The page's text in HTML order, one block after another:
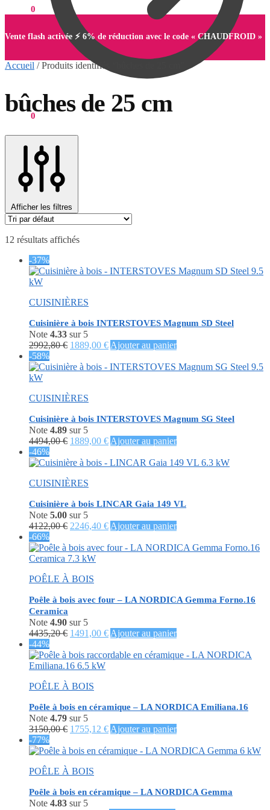
0
0
Vente flash activée ⚡ 6% de réduction avec le code « CHAUDFROID »
Accueil /Produits identifiés “bûches de 25 cm”
bûches de 25 cm
Afficher les filtres
12 résultats affichés
-37%
CUISINIÈRES
Cuisinière à bois INTERSTOVES Magnum SD Steel
Note 4.33 sur 5
2992,80€ Le
initial
1889,00 €Le
actuel
Ajouter au panier
-58%
CUISINIÈRES
Cuisinière à bois INTERSTOVES Magnum SG Steel
Note 4.89 sur 5
4494,00€ Le
initial
4494,00 €.
1889,00 €Le
actuel
Ajouter au panier
-46%
CUISINIÈRES
Cuisinière à bois LINCAR Gaia 149 VL
Note 5.00 sur 5
4122,00€ Le
initial
était :
2246,40 €Le
actuel
Ajouter au panier
-66%
POÊLE À BOIS
Poêle à bois avec four – LA NORDICA Gemma Forno.16
Ceramica
Note 4.90 sur 5
4435,20€ Le
initial
était :
1491,00 €Le
actuel
Ajouter au panier
-44%
POÊLE À BOIS
Poêle à bois en céramique – LA NORDICA Emiliana.16
Note 4.79 sur 5
3150,00€ Le
initial
3150,00 €.
1755,12 €Le
actuel
Ajouter au panier
-77%
POÊLE À BOIS
Poêle à bois en céramique – LA NORDICA Gemma
Note 4.83 sur 5